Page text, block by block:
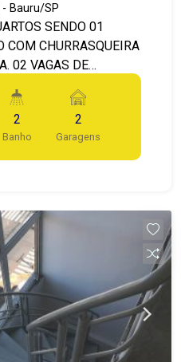
Bauru/SP
SENDO 01
COM CHURRASQUEIRA
02 VAGAS DE
DE LAZER
QUIOSQUE COM
DE FESTA,
CONVIVÊNCIA.
CRUZEIRO DO SUL
2
Banho
2
Garagens